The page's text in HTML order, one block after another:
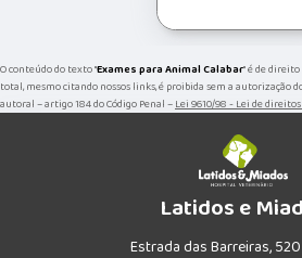
O conteúdo do texto "Exames para Animal Calabar" é de
total, mesmo citando nossos links, é proibida sem a autorização
autoral – artigo 184 do Código Penal –Lei 9610/98 - Lei de
Latidos e
Estrada das Barreiras,